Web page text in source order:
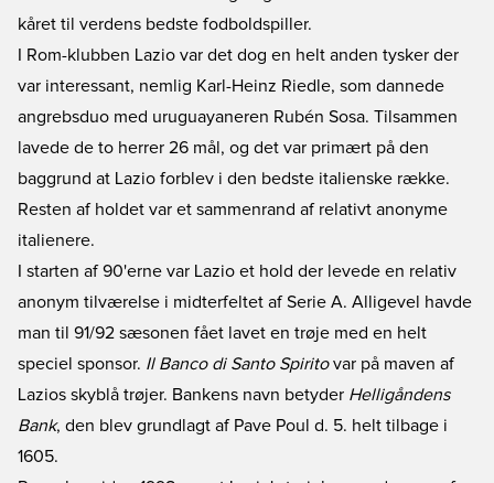
kåret til verdens bedste fodboldspiller.
I Rom-klubben Lazio var det dog en helt anden tysker der
var interessant, nemlig Karl-Heinz Riedle, som dannede
angrebsduo med uruguayaneren Rubén Sosa. Tilsammen
lavede de to herrer 26 mål, og det var primært på den
baggrund at Lazio forblev i den bedste italienske række.
Resten af holdet var et sammenrand af relativt anonyme
italienere.
I starten af 90'erne var Lazio et hold der levede en relativ
anonym tilværelse i midterfeltet af Serie A. Alligevel havde
man til 91/92 sæsonen fået lavet en trøje med en helt
speciel sponsor. Il Banco di Santo Spiritovar på maven af
Lazios skyblå trøjer. Bankens navn betyder Helligåndens
Bank, den blev grundlagt af Pave Poul d. 5. helt tilbage i
1605.